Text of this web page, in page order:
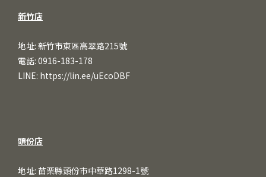
新竹店
地址: 新竹市東區高翠路215號
電話: 0916-183-178
LINE: https://lin.ee/uEcoDBF
頭份店
地址: 苗栗縣頭份市中華路1298-1號